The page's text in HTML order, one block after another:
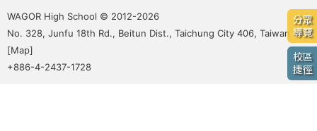
的
世
界
公
分眾
導覽
校區
捷徑
WAGOR High School © 2012-2026
No. 328, Junfu 18th Rd., Beitun Dist., Taichung City 406, Taiwan
[Map]
+886-4-2437-1728